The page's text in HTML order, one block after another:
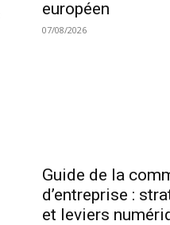
européen
07/08/2026
Guide de la
d’entreprise :
et leviers